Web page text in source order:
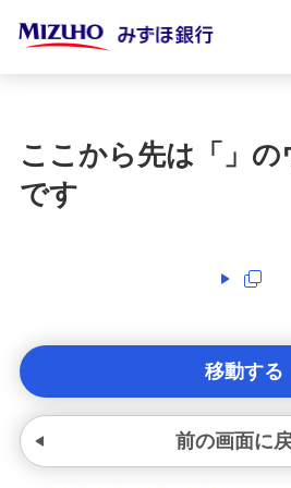
ここから先は「 」
です
移動する
前の画面に